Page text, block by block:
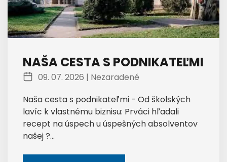
NAŠA CESTA S PODNIKATEĽMI
09. 07. 2026 | Nezaradené
Naša cesta s podnikateľmi - Od školských
lavíc k vlastnému biznisu: Prváci hľadali
recept na úspech u úspešných absolventov
našej ?...